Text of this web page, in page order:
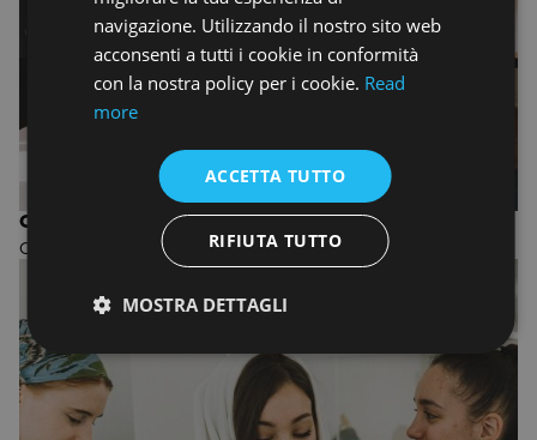
CORSO IN FASHION DESIGN
Corso annuale di Moda
navigazione. Utilizzando il nostro sito web
acconsenti a tutti i cookie in conformità
con la nostra policy per i cookie. Read
more
ACCETTA TUTTO
RIFIUTA TUTTO
MOSTRA DETTAGLI